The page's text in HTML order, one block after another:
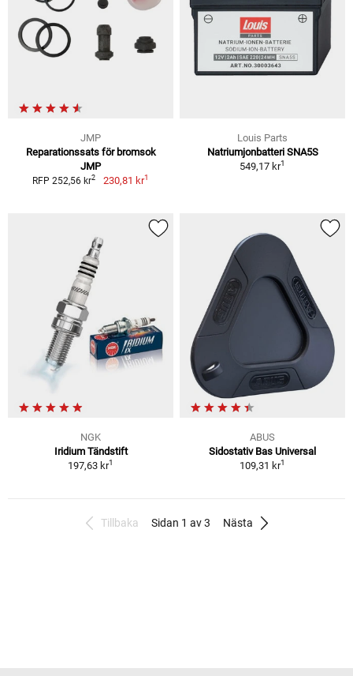
JMP
Reparationssats för bromsok
JMP
RFP 252,56 kr2 230,81 kr1
Louis Parts
Natriumjonbatteri SNA5S
549,17 kr1
NGK
Iridium Tändstift
197,63 kr1
ABUS
Sidostativ Bas Universal
109,31 kr1
Tillbaka Sidan 1 av 3 Nästa